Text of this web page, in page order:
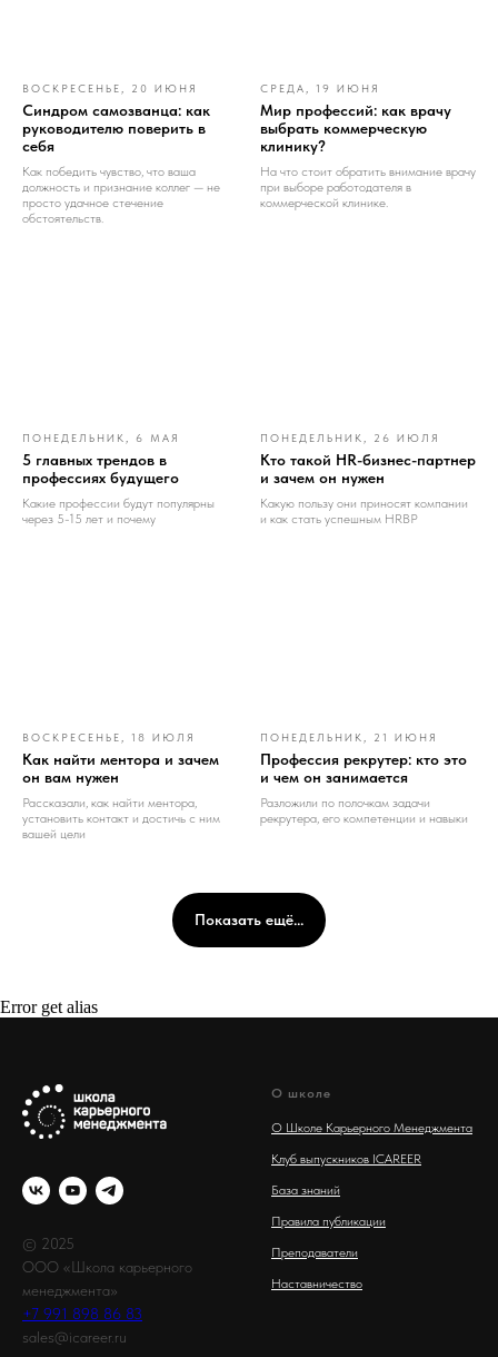
ВОСКРЕСЕНЬЕ, 20 ИЮНЯ
Синдром самозванца: как
руководителю поверить в
себя
Как победить чувство, что ваша
должность и признание коллег — не
просто удачное стечение
обстоятельств.
СРЕДА, 19 ИЮНЯ
Мир профессий: как врачу
выбрать коммерческую
клинику?
На что стоит обратить внимание врачу
при выборе работодателя в
коммерческой клинике.
ПОНЕДЕЛЬНИК, 6 МАЯ
5 главных трендов в
профессиях будущего
Какие профессии будут популярны
через 5-15 лет и почему
ПОНЕДЕЛЬНИК, 26 ИЮЛЯ
Кто такой HR-бизнес-партнер
и зачем он нужен
Какую пользу они приносят компании
и как стать успешным HRBP
ВОСКРЕСЕНЬЕ, 18 ИЮЛЯ
Как найти ментора и зачем
он вам нужен
Рассказали, как найти ментора,
установить контакт и достичь с ним
вашей цели
ПОНЕДЕЛЬНИК, 21 ИЮНЯ
Профессия рекрутер: кто это
и чем он занимается
Разложили по полочкам задачи
рекрутера, его компетенции и навыки
Показать ещё...
Error get alias
© 2025
ООО «Школа карьерного
менеджмента»
+7 991 898 86 83
sales@icareer.ru
О школе
О Школе Карьерного Менеджмента
Клуб выпускников ICAREER
База знаний
Правила публикации
Преподаватели
Наставничество